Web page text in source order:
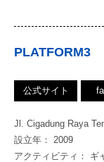
PLATFORM3
公式サイト
Jl. Cigadung Raya
設立年： 2009
アクティビティ： ギ